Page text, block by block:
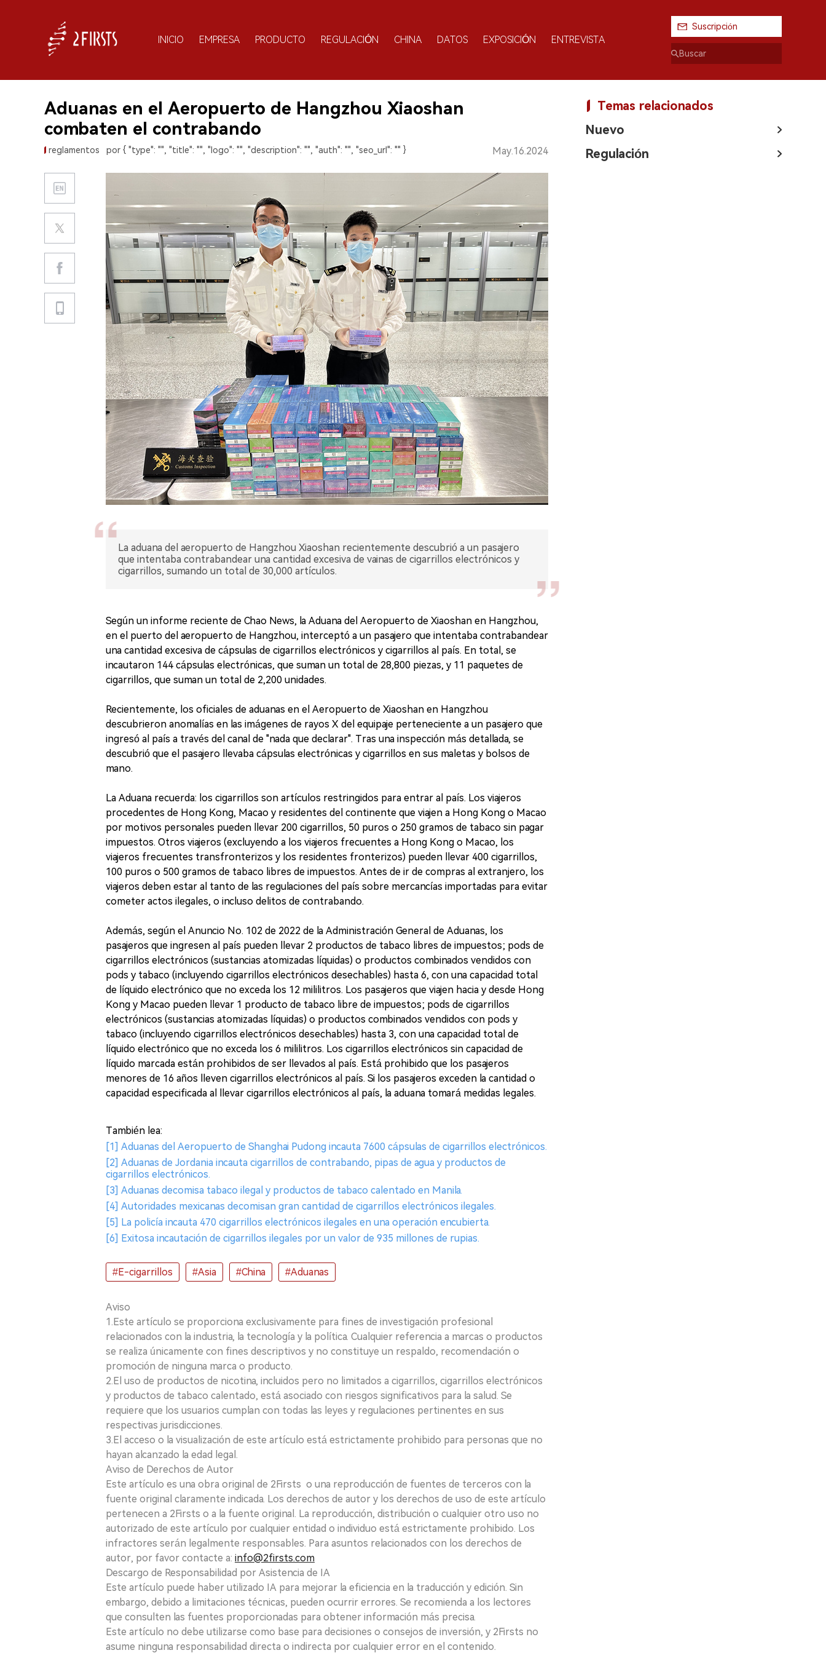
INICIO EMPRESA PRODUCTO REGULACIÓN CHINA DATOS EXPOSICIÓN ENTREVISTA
Suscripción
Aduanas en el Aeropuerto de Hangzhou Xiaoshan
combaten el contrabando
reglamentos por { "type": "", "title": "", "logo": "", "description": "", "auth": "", "seo_url": "" } May.16.2024
La aduana del aeropuerto de Hangzhou Xiaoshan recientemente descubrió a un pasajero
que intentaba contrabandear una cantidad excesiva de vainas de cigarrillos electrónicos y
cigarrillos, sumando un total de 30,000 artículos.
Según un informe reciente de Chao News, la Aduana del Aeropuerto de Xiaoshan en Hangzhou,
en el puerto del aeropuerto de Hangzhou, interceptó a un pasajero que intentaba contrabandear
una cantidad excesiva de cápsulas de cigarrillos electrónicos y cigarrillos al país. En total, se
incautaron 144 cápsulas electrónicas, que suman un total de 28,800 piezas, y 11 paquetes de
cigarrillos, que suman un total de 2,200 unidades.
Recientemente, los oficiales de aduanas en el Aeropuerto de Xiaoshan en Hangzhou
descubrieron anomalías en las imágenes de rayos X del equipaje perteneciente a un pasajero que
ingresó al país a través del canal de "nada que declarar". Tras una inspección más detallada, se
descubrió que el pasajero llevaba cápsulas electrónicas y cigarrillos en sus maletas y bolsos de
mano.
La Aduana recuerda: los cigarrillos son artículos restringidos para entrar al país. Los viajeros
procedentes de Hong Kong, Macao y residentes del continente que viajen a Hong Kong o Macao
por motivos personales pueden llevar 200 cigarrillos, 50 puros o 250 gramos de tabaco sin pagar
impuestos. Otros viajeros (excluyendo a los viajeros frecuentes a Hong Kong o Macao, los
viajeros frecuentes transfronterizos y los residentes fronterizos) pueden llevar 400 cigarrillos,
100 puros o 500 gramos de tabaco libres de impuestos. Antes de ir de compras al extranjero, los
viajeros deben estar al tanto de las regulaciones del país sobre mercancías importadas para evitar
cometer actos ilegales, o incluso delitos de contrabando.
Además, según el Anuncio No. 102 de 2022 de la Administración General de Aduanas, los
pasajeros que ingresen al país pueden llevar 2 productos de tabaco libres de impuestos; pods de
cigarrillos electrónicos (sustancias atomizadas líquidas) o productos combinados vendidos con
pods y tabaco (incluyendo cigarrillos electrónicos desechables) hasta 6, con una capacidad total
de líquido electrónico que no exceda los 12 mililitros. Los pasajeros que viajen hacia y desde Hong
Kong y Macao pueden llevar 1 producto de tabaco libre de impuestos; pods de cigarrillos
electrónicos (sustancias atomizadas líquidas) o productos combinados vendidos con pods y
tabaco (incluyendo cigarrillos electrónicos desechables) hasta 3, con una capacidad total de
líquido electrónico que no exceda los 6 mililitros. Los cigarrillos electrónicos sin capacidad de
líquido marcada están prohibidos de ser llevados al país. Está prohibido que los pasajeros
menores de 16 años lleven cigarrillos electrónicos al país. Si los pasajeros exceden la cantidad o
capacidad especificada al llevar cigarrillos electrónicos al país, la aduana tomará medidas legales.
También lea:
[1] Aduanas del Aeropuerto de Shanghai Pudong incauta 7600 cápsulas de cigarrillos electrónicos.
[2] Aduanas de Jordania incauta cigarrillos de contrabando, pipas de agua y productos de
cigarrillos electrónicos.
[3] Aduanas decomisa tabaco ilegal y productos de tabaco calentado en Manila.
[4] Autoridades mexicanas decomisan gran cantidad de cigarrillos electrónicos ilegales.
[5] La policía incauta 470 cigarrillos electrónicos ilegales en una operación encubierta.
[6] Exitosa incautación de cigarrillos ilegales por un valor de 935 millones de rupias.
#E-cigarrillos #Asia #China #Aduanas
Aviso
1.Este artículo se proporciona exclusivamente para fines de investigación profesional
relacionados con la industria, la tecnología y la política. Cualquier referencia a marcas o productos
se realiza únicamente con fines descriptivos y no constituye un respaldo, recomendación o
promoción de ninguna marca o producto.
2.El uso de productos de nicotina, incluidos pero no limitados a cigarrillos, cigarrillos electrónicos
y productos de tabaco calentado, está asociado con riesgos significativos para la salud. Se
requiere que los usuarios cumplan con todas las leyes y regulaciones pertinentes en sus
respectivas jurisdicciones.
3.El acceso o la visualización de este artículo está estrictamente prohibido para personas que no
hayan alcanzado la edad legal.
Aviso de Derechos de Autor
Este artículo es una obra original de 2Firsts o una reproducción de fuentes de terceros con la
fuente original claramente indicada. Los derechos de autor y los derechos de uso de este artículo
pertenecen a 2Firsts o a la fuente original. La reproducción, distribución o cualquier otro uso no
autorizado de este artículo por cualquier entidad o individuo está estrictamente prohibido. Los
infractores serán legalmente responsables. Para asuntos relacionados con los derechos de
autor, por favor contacte a: info@2firsts.com
Descargo de Responsabilidad por Asistencia de IA
Este artículo puede haber utilizado IA para mejorar la eficiencia en la traducción y edición. Sin
embargo, debido a limitaciones técnicas, pueden ocurrir errores. Se recomienda a los lectores
que consulten las fuentes proporcionadas para obtener información más precisa.
Este artículo no debe utilizarse como base para decisiones o consejos de inversión, y 2Firsts no
asume ninguna responsabilidad directa o indirecta por cualquier error en el contenido.
Temas relacionados
Nuevo
Regulación